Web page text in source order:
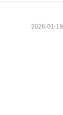
2026-01-19